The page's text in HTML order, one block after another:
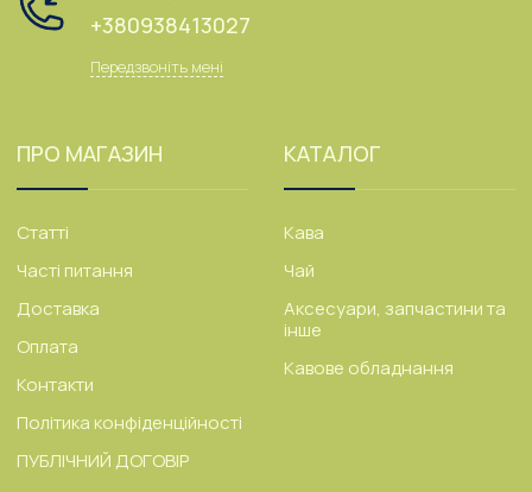
+380938413027
Передзвоніть мені
ПРО МАГАЗИН
Статті
Часті питання
Доставка
Оплата
Контакти
Політика конфіденційності
ПУБЛІЧНИЙ ДОГОВІР
КАТАЛОГ
Кава
Чай
Аксесуари, запчастини та
інше
Кавове обладнання